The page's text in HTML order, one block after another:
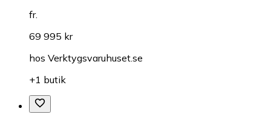
fr.
69 995 kr
hos Verktygsvaruhuset.se
+1 butik